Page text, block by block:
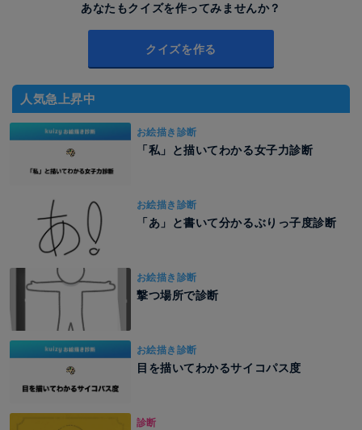
あなたもクイズを作ってみませんか？
クイズを作る
人気急上昇中
お絵描き診断
「私」と描いてわかる女子力診断
お絵描き診断
「あ」と書いて分かるぶりっ子度診断
お絵描き診断
撃つ場所で診断
お絵描き診断
目を描いてわかるサイコパス度
診断